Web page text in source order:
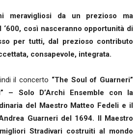
meravigliosi da un prezioso ma
così nasceranno opportunità di
per tutti, dal prezioso contributo
consapevole, integrata.
il concerto “The Soul of Guarneri”
– Solo D’Archi Ensemble con la
del Maestro Matteo Fedeli e il
Guarneri del 1694. Il Maestro
Stradivari costruiti al mondo